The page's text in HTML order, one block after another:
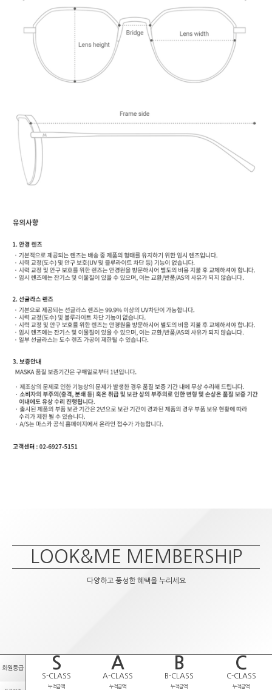
LOOK&ME MEMBERSHIP
다양하고 풍성한 혜택을 누리세요
회원등급 S A B C
S-CLASS A-CLASS B-CLASS C-CLASS
누적금액 누적금액 누적금액 누적금액